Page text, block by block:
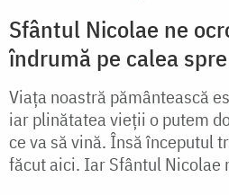
Sfântul Nicolae ne
îndrumă pe calea
Viața noastră pământească
iar plinătatea vieții o putem
ce va să vină. Însă începutul
făcut aici. Iar Sfântul Nicolae